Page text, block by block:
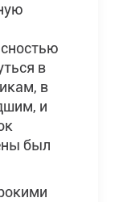
в
в
и
был